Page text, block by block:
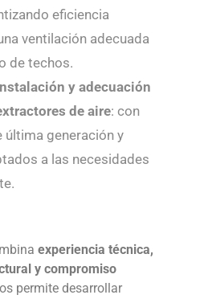
eficiencia
ventilación adecuada
de techos.
y adecuación
de aire: con
última generación y
a las necesidades
experiencia técnica,
y compromiso
permite desarrollar